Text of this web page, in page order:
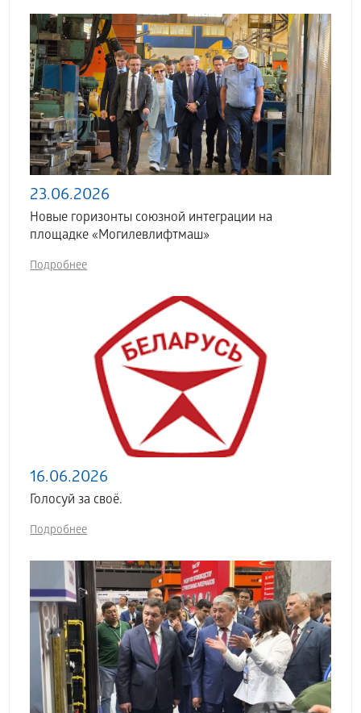
23.06.2026
Новые горизонты союзной интеграции на
площадке «Могилевлифтмаш»
Подробнее
16.06.2026
Голосуй за своё.
Подробнее